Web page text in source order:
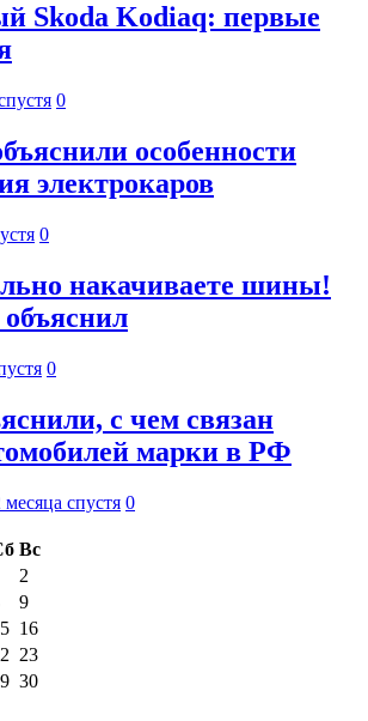
Skoda Kodiaq: первые
0
особенности
электрокаров
0
накачиваете шины!
объяснил
0
с чем связан
марки в РФ
месяца спустя 0
Вс
2
9
16
23
30